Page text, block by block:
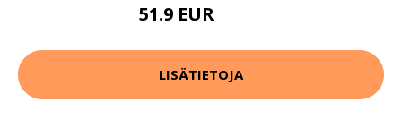
51.9 EUR
LISÄTIETOJA